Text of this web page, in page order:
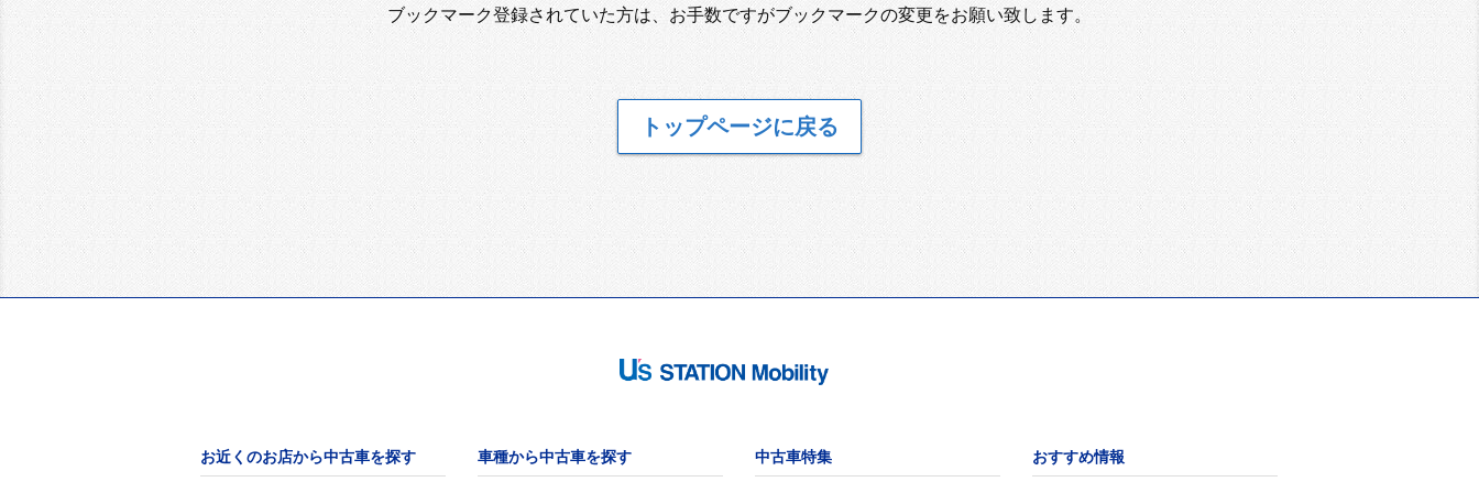
ブックマーク登録されていた方は、お手数ですがブックマークの変更をお願い致します。
トップページに戻る
お近くのお店から中古車を探す 車種から中古車を探す 中古車特集 おすすめ情報